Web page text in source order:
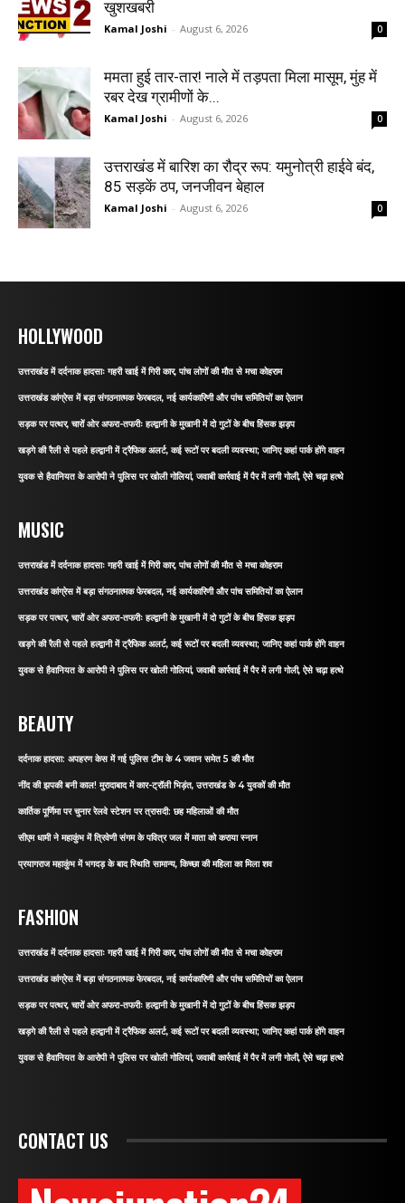
खुशखबरी
Kamal Joshi - August 6, 2026 0
ममता हुई तार-तार! नाले में तड़पता मिला मासूम, मुंह में
रबर देख ग्रामीणों के...
Kamal Joshi - August 6, 2026 0
उत्तराखंड में बारिश का रौद्र रूप: यमुनोत्री हाईवे बंद,
85 सड़कें ठप, जनजीवन बेहाल
Kamal Joshi - August 6, 2026 0
HOLLYWOOD
उत्तराखंड में दर्दनाक हादसाः गहरी खाई में गिरी कार, पांच लोगों की मौत से मचा कोहराम
उत्तराखंड कांग्रेस में बड़ा संगठनात्मक फेरबदल, नई कार्यकारिणी और पांच समितियों का ऐलान
सड़क पर पत्थर, चारों ओर अफरा-तफरीः हल्द्वानी के मुखानी में दो गुटों के बीच हिंसक झड़प
खड़गे की रैली से पहले हल्द्वानी में ट्रैफिक अलर्ट, कई रूटों पर बदली व्यवस्था; जानिए कहां पार्क होंगे वाहन
युवक से हैवानियत के आरोपी ने पुलिस पर खोली गोलियां, जवाबी कार्रवाई में पैर में लगी गोली, ऐसे चढ़ा हत्थे
MUSIC
उत्तराखंड में दर्दनाक हादसाः गहरी खाई में गिरी कार, पांच लोगों की मौत से मचा कोहराम
उत्तराखंड कांग्रेस में बड़ा संगठनात्मक फेरबदल, नई कार्यकारिणी और पांच समितियों का ऐलान
सड़क पर पत्थर, चारों ओर अफरा-तफरीः हल्द्वानी के मुखानी में दो गुटों के बीच हिंसक झड़प
खड़गे की रैली से पहले हल्द्वानी में ट्रैफिक अलर्ट, कई रूटों पर बदली व्यवस्था; जानिए कहां पार्क होंगे वाहन
युवक से हैवानियत के आरोपी ने पुलिस पर खोली गोलियां, जवाबी कार्रवाई में पैर में लगी गोली, ऐसे चढ़ा हत्थे
BEAUTY
दर्दनाक हादसा: अपहरण केस में गई पुलिस टीम के 4 जवान समेत 5 की मौत
नींद की झपकी बनी काल! मुरादाबाद में कार-ट्रॉली भिड़ंत, उत्तराखंड के 4 युवकों की मौत
कार्तिक पूर्णिमा पर चुनार रेलवे स्टेशन पर त्रासदी: छह महिलाओं की मौत
सीएम धामी ने महाकुंभ में त्रिवेणी संगम के पवित्र जल में माता को कराया स्नान
प्रयागराज महाकुंभ में भगदड़ के बाद स्थिति सामान्य, किच्छा की महिला का मिला शव
FASHION
उत्तराखंड में दर्दनाक हादसाः गहरी खाई में गिरी कार, पांच लोगों की मौत से मचा कोहराम
उत्तराखंड कांग्रेस में बड़ा संगठनात्मक फेरबदल, नई कार्यकारिणी और पांच समितियों का ऐलान
सड़क पर पत्थर, चारों ओर अफरा-तफरीः हल्द्वानी के मुखानी में दो गुटों के बीच हिंसक झड़प
खड़गे की रैली से पहले हल्द्वानी में ट्रैफिक अलर्ट, कई रूटों पर बदली व्यवस्था; जानिए कहां पार्क होंगे वाहन
युवक से हैवानियत के आरोपी ने पुलिस पर खोली गोलियां, जवाबी कार्रवाई में पैर में लगी गोली, ऐसे चढ़ा हत्थे
CONTACT US